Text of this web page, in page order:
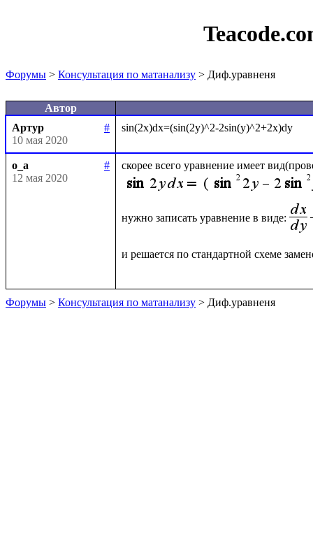
Форумы > Консультация по матанализу > Диф.уравненя
Автор
Артур
#
10 мая 2020
o_a
#
12 мая 2020
нужно записать уравнение в виде:
и решается по стандартной схеме
Форумы > Консультация по матанализу > Диф.уравненя